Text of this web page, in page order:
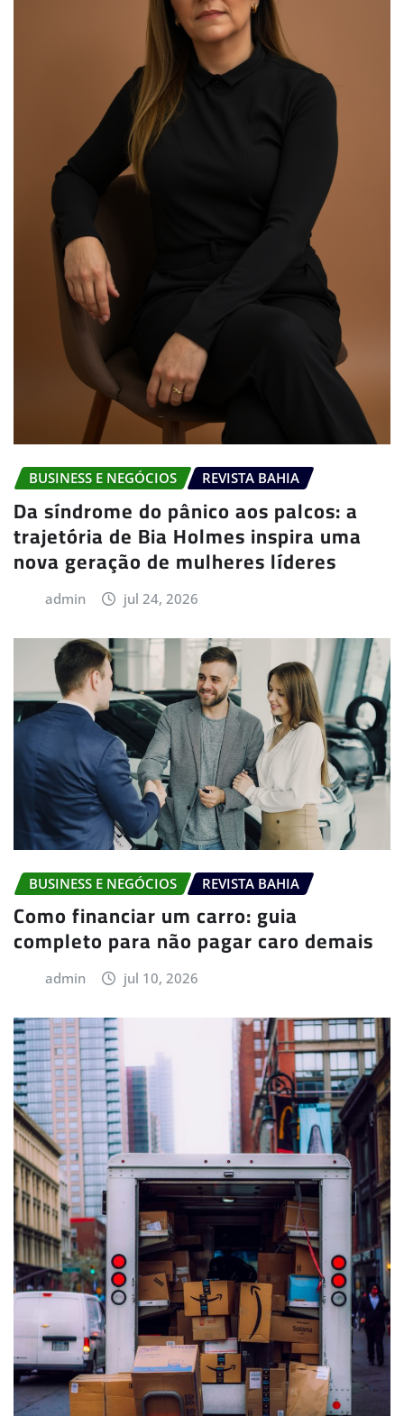
BUSINESS E NEGÓCIOS REVISTA BAHIA
Da síndrome do pânico aos palcos: a
trajetória de Bia Holmes inspira uma
nova geração de mulheres líderes
admin jul 24, 2026
BUSINESS E NEGÓCIOS REVISTA BAHIA
Como financiar um carro: guia
completo para não pagar caro demais
admin jul 10, 2026